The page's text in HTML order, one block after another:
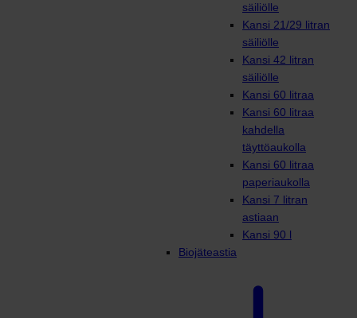
säiliölle
Kansi 21/29 litran
säiliölle
Kansi 42 litran
säiliölle
Kansi 60 litraa
Kansi 60 litraa
kahdella
täyttöaukolla
Kansi 60 litraa
paperiaukolla
Kansi 7 litran
astiaan
Kansi 90 l
Biojäteastia